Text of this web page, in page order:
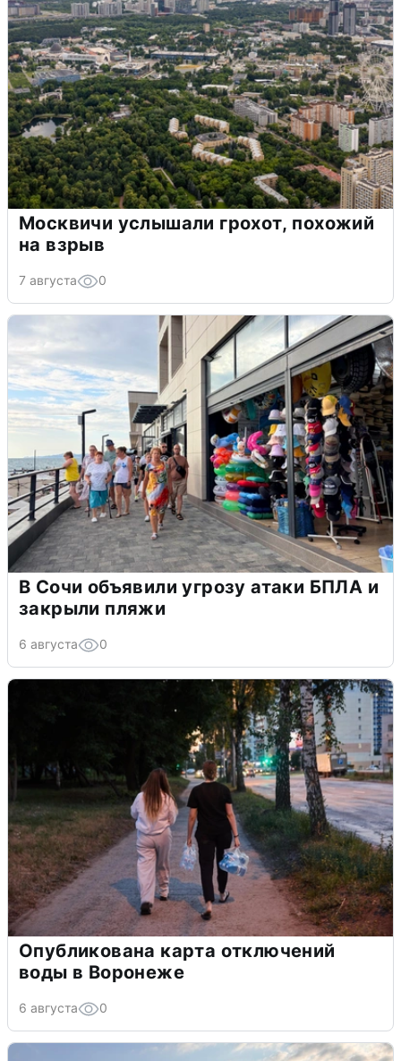
Москвичи услышали грохот, похожий
на взрыв
7 августа 0
В Сочи объявили угрозу атаки БПЛА и
закрыли пляжи
6 августа 0
Опубликована карта отключений
воды в Воронеже
6 августа 0